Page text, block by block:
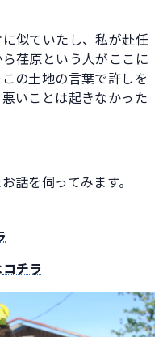
に似ていたし、私が赴任
荏原という人がここに
の土地の言葉で許しを
いことは起きなかった
話を伺ってみます。
コチラ